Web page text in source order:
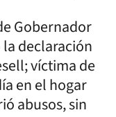
Gobernador
declaración
víctima de
en el hogar
abusos, sin